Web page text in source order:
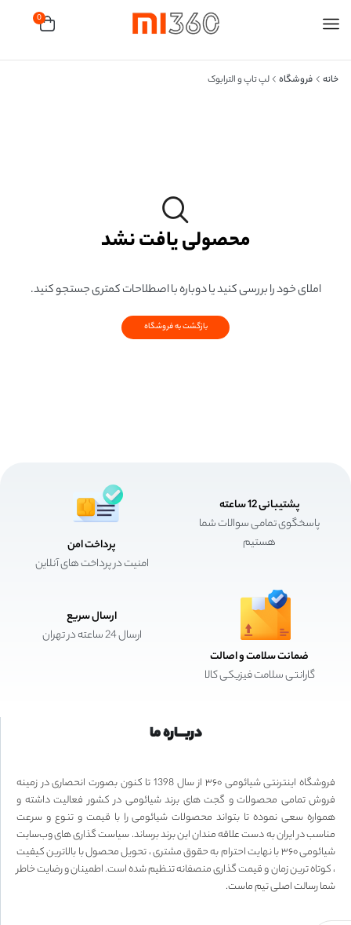
0
خانه فروشگاه لپ تاپ و الترابوک
محصولی یافت نشد
املای خود را بررسی کنید یا دوباره با اصطلاحات کمتری جستجو کنید.
بازگشت به فروشگاه
پشتیبانی 12 ساعته
پاسخگوی تمامی سوالات شما
هستیم
پرداخت امن
امنیت در پرداخت های آنلاین
ضمانت سلامت و اصالت
گارانتی سلامت فیزیکی کالا
ارسال سریع
ارسال 24 ساعته در تهران
دربـــاره ما
فروشگاه اینترنتی شیائومی ۳۶۰ از سال 1398 تا کنون بصورت انحصاری در زمینه
فروش تمامی محصولات و گجت های برند شیائومی در کشور فعالیت داشته و
همواره سعی نموده تا بتواند محصولات شیائومی را با قیمت و تنوع و سرعت
مناسب در ایران به دست علاقه مندان این برند برساند. سیاست گذاری های وب‌سایت
شیائومی ۳۶۰ با نهایت احترام به حقوق مشتری ، تحویل محصول با بالاترین کیفیت
، کوتاه ترین زمان و قیمت گذاری منصفانه تنظیم شده است. اطمینان و رضایت خاطر
شما رسالت اصلی تیم ماست.